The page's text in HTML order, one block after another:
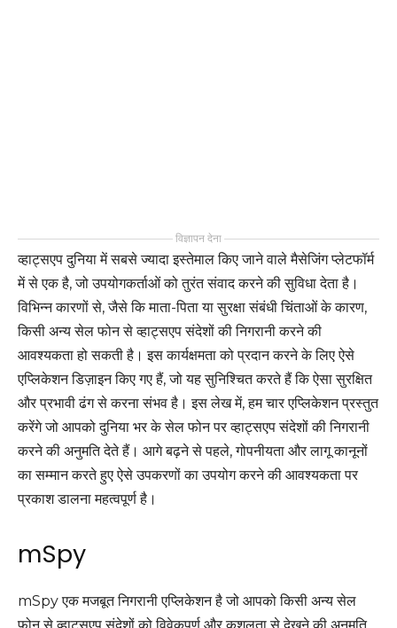
विज्ञापन देना
व्हाट्सएप दुनिया में सबसे ज्यादा इस्तेमाल किए जाने वाले मैसेजिंग प्लेटफॉर्म
में से एक है, जो उपयोगकर्ताओं को तुरंत संवाद करने की सुविधा देता है।
विभिन्न कारणों से, जैसे कि माता-पिता या सुरक्षा संबंधी चिंताओं के कारण,
किसी अन्य सेल फोन से व्हाट्सएप संदेशों की निगरानी करने की
आवश्यकता हो सकती है। इस कार्यक्षमता को प्रदान करने के लिए ऐसे
एप्लिकेशन डिज़ाइन किए गए हैं, जो यह सुनिश्चित करते हैं कि ऐसा सुरक्षित
और प्रभावी ढंग से करना संभव है। इस लेख में, हम चार एप्लिकेशन प्रस्तुत
करेंगे जो आपको दुनिया भर के सेल फोन पर व्हाट्सएप संदेशों की निगरानी
करने की अनुमति देते हैं। आगे बढ़ने से पहले, गोपनीयता और लागू कानूनों
का सम्मान करते हुए ऐसे उपकरणों का उपयोग करने की आवश्यकता पर
प्रकाश डालना महत्वपूर्ण है।
mSpy
mSpy एक मजबूत निगरानी एप्लिकेशन है जो आपको किसी अन्य सेल